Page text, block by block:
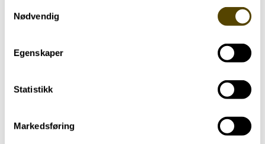
Nødvendig
Egenskaper
Statistikk
Markedsføring
03.07.2026